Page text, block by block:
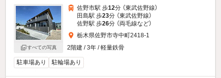
すべての写真
佐野市駅 歩12分 （東武佐野線）
田島駅 歩23分 （東武佐野線）
佐野駅 歩26分 （両毛線など）
栃木県佐野市寺中町2418-1
2階建 / 3年 / 軽量鉄骨
駐車場あり 駐輪場あり